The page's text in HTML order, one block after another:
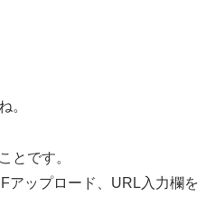
。
とです。
アップロード、URL入力欄を